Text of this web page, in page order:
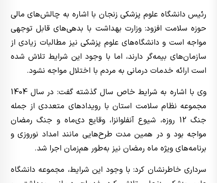
رئیس دانشگاه علوم پزشکی زنجان با اشاره به چالش‌های مالی
حوزه سلامت افزود: وزارت بهداشت با بدهی‌های قابل توجهی
مواجه است و دانشگاه‌های علوم پزشکی نیز مطالبات زیادی از
سازمان‌های بیمه‌گر دارند، اما با وجود این شرایط تلاش شده
است ارائه خدمات درمانی به مردم با اختلال مواجه نشود.
وی با اشاره به شرایط خاص سال گذشته گفت: در سال 1404
مجموعه نظام سلامت استان با رویدادهای متعددی از جمله
جنگ 12 روزه، شیوع آنفلوانزا، وقایع دی‌ماه و جنگ رمضان
مواجه بود و در همین مدت طرح‌هایی مانند امداد نوروزی و
برنامه‌های ویژه ماه رمضان نیز به‌طور هم‌زمان اجرا شد.
سرداری خاطرنشان کرد: با وجود این شرایط، مجموعه دانشگاه